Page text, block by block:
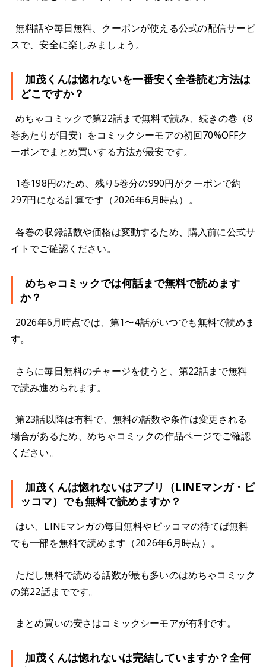
無料話や毎日無料、クーポンが使える公式の配信サービ
スで、安全に楽しみましょう。
加茂くんは惚れないを一番安く全巻読む方法は
どこですか？
めちゃコミックで第22話まで無料で読み、続きの巻（8
巻あたりが目安）をコミックシーモアの初回70%OFFク
ーポンでまとめ買いする方法が最安です。
1巻198円のため、残り5巻分の990円がクーポンで約
297円になる計算です（2026年6月時点）。
各巻の収録話数や価格は変動するため、購入前に公式サ
イトでご確認ください。
めちゃコミックでは何話まで無料で読めます
か？
2026年6月時点では、第1〜4話がいつでも無料で読めま
す。
さらに毎日無料のチャージを使うと、第22話まで無料
で読み進められます。
第23話以降は有料で、無料の話数や条件は変更される
場合があるため、めちゃコミックの作品ページでご確認
ください。
加茂くんは惚れないはアプリ（LINEマンガ・ピ
ッコマ）でも無料で読めますか？
はい、LINEマンガの毎日無料やピッコマの待てば無料
でも一部を無料で読めます（2026年6月時点）。
ただし無料で読める話数が最も多いのはめちゃコミック
の第22話までです。
まとめ買いの安さはコミックシーモアが有利です。
加茂くんは惚れないは完結していますか？全何